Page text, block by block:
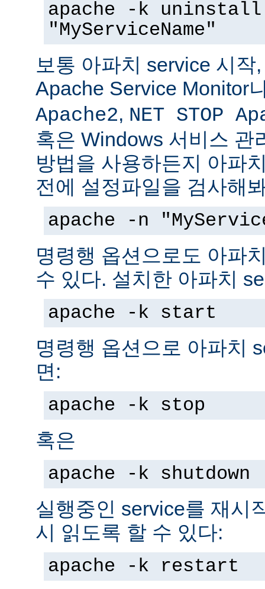
apache -k
"MyServiceName"
보통 아파치 service 시작
Apache Service Monitor
Apache2, NET STOP
혹은 Windows 서비스 관
방법을 사용하든지 아파
전에 설정파일을 검사해
apache -n
명령행 옵션으로도 아파
수 있다. 설치한 아파치
apache -k start
명령행 옵션으로 아파치
면:
apache -k stop
혹은
apache -k shutdown
실행중인 service를 재시
시 읽도록 할 수 있다:
apache -k restart